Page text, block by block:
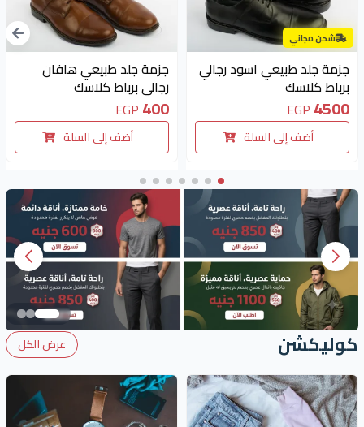
شحن مجاني
جزمة جلد طبيعي اسود رجالي
برباط كلاسك
4500
EGP
أضف إلى السلة
جزمة جلد طبيعي هافان
رجالي برباط كلاسك
400
EGP
أضف إلى السلة
كوليكشن عرض الكل